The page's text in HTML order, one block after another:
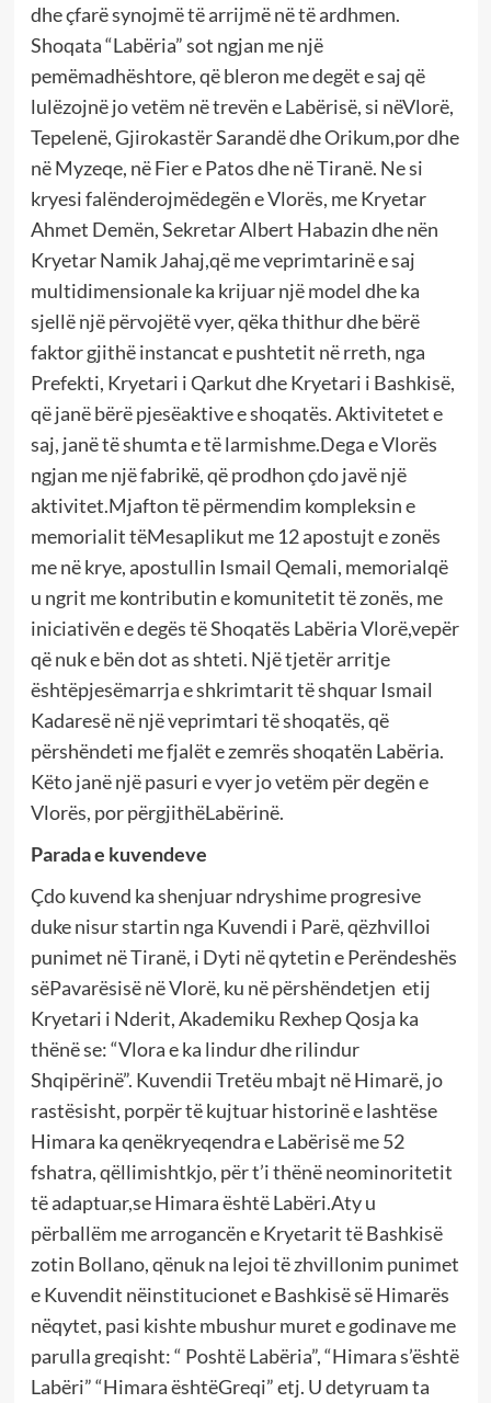
dhe çfarë synojmë të arrijmë në të ardhmen.
Shoqata “Labëria” sot ngjan me një
pemëmadhështore, që bleron me degët e saj që
lulëzojnë jo vetëm në trevën e Labërisë, si nëVlorë,
Tepelenë, Gjirokastër Sarandë dhe Orikum,por dhe
në Myzeqe, në Fier e Patos dhe në Tiranë. Ne si
kryesi falënderojmëdegën e Vlorës, me Kryetar
Ahmet Demën, Sekretar Albert Habazin dhe nën
Kryetar Namik Jahaj,që me veprimtarinë e saj
multidimensionale ka krijuar një model dhe ka
sjellë një përvojëtë vyer, qëka thithur dhe bërë
faktor gjithë instancat e pushtetit në rreth, nga
Prefekti, Kryetari i Qarkut dhe Kryetari i Bashkisë,
që janë bërë pjesëaktive e shoqatës. Aktivitetet e
saj, janë të shumta e të larmishme.Dega e Vlorës
ngjan me një fabrikë, që prodhon çdo javë një
aktivitet.Mjafton të përmendim kompleksin e
memorialit tëMesaplikut me 12 apostujt e zonës
me në krye, apostullin Ismail Qemali, memorialqë
u ngrit me kontributin e komunitetit të zonës, me
iniciativën e degës të Shoqatës Labëria Vlorë,vepër
që nuk e bën dot as shteti. Një tjetër arritje
ështëpjesëmarrja e shkrimtarit të shquar Ismail
Kadaresë në një veprimtari të shoqatës, që
përshëndeti me fjalët e zemrës shoqatën Labëria.
Këto janë një pasuri e vyer jo vetëm për degën e
Vlorës, por përgjithëLabërinë.
Parada e kuvendeve
Çdo kuvend ka shenjuar ndryshime progresive
duke nisur startin nga Kuvendi i Parë, qëzhvilloi
punimet në Tiranë, i Dyti në qytetin e Perëndeshës
sëPavarësisë në Vlorë, ku në përshëndetjen etij
Kryetari i Nderit, Akademiku Rexhep Qosja ka
thënë se: “Vlora e ka lindur dhe rilindur
Shqipërinë”. Kuvendii Tretëu mbajt në Himarë, jo
rastësisht, porpër të kujtuar historinë e lashtëse
Himara ka qenëkryeqendra e Labërisë me 52
fshatra, qëllimishtkjo, për t’i thënë neominoritetit
të adaptuar,se Himara është Labëri.Aty u
përballëm me arrogancën e Kryetarit të Bashkisë
zotin Bollano, qënuk na lejoi të zhvillonim punimet
e Kuvendit nëinstitucionet e Bashkisë së Himarës
nëqytet, pasi kishte mbushur muret e godinave me
parulla greqisht: “ Poshtë Labëria”, “Himara s’është
Labëri” “Himara ështëGreqi” etj. U detyruam ta